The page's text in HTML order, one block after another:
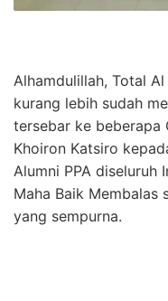
Alhamdulillah, Total
kurang lebih sudah
tersebar ke beberapa
Khoiron Katsiro
Alumni PPA diseluruh
Maha Baik Membalas
yang sempurna.